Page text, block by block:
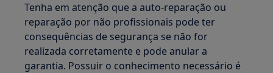
Tenha em atenção que a auto-reparação ou
reparação por não profissionais pode ter
consequências de segurança se não for
realizada corretamente e pode anular a
garantia. Possuir o conhecimento necessário é